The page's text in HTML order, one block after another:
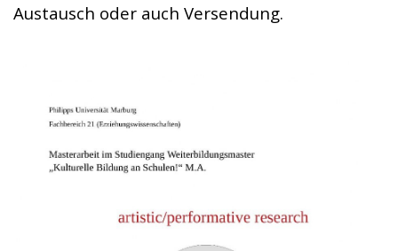
Austausch oder auch Versendung.